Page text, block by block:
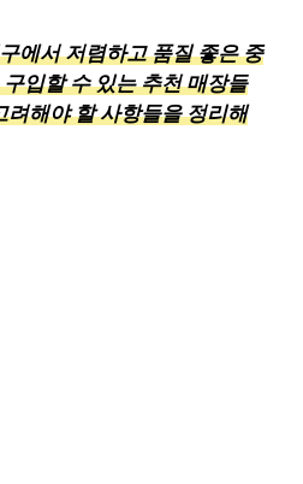
에서 저렴하고 품질 좋은 중
입할 수 있는 추천 매장들
려해야 할 사항들을 정리해